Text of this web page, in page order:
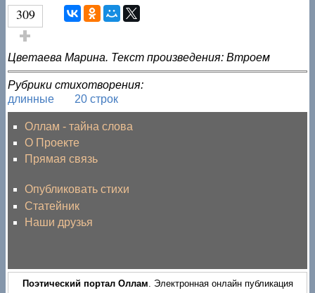
309
Голос за!
Цветаева Марина. Текст произведения: Втроем
Рубрики стихотворения:
длинные
20 строк
Оллам - тайна слова
О Проекте
Прямая связь
Опубликовать стихи
Статейник
Наши друзья
Поэтический портал Оллам. Электронная онлайн публикация